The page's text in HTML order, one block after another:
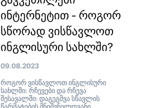
ინტერნეტით - როგორ
სწორად ვისწავლოთ
ინგლისური სახლში?
09.08.2023
როგორ ვისწავლოთ ინგლისური
სახლში: რჩევები და რჩევა
შესავალში: დაგეგმვა სწავლის